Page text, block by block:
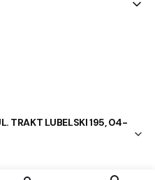
TRAKT LUBELSKI 195, 04-